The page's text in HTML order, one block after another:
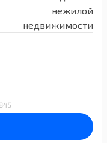
нежилой
недвижимости